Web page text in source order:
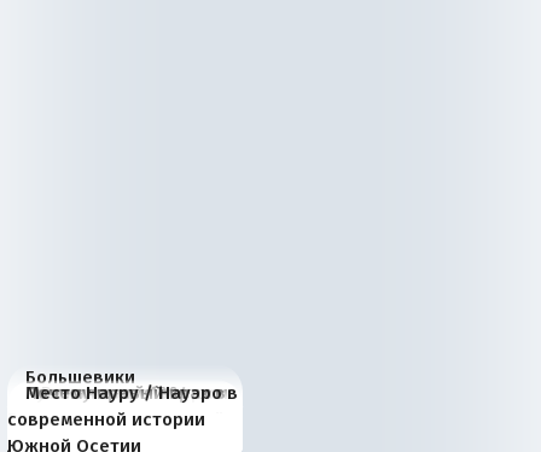
Большевики
отличаются от «Яблока»
тем, что они -
Киевская марионетка
Запада рассказала о
«переобувании» хозяев
В России назрели
перемены: 15 шагов к
суверенной экономике
Миграционный пожар
Европы
Россия начинает
сбрасывать балласт
Анкориджа
Россия зимой 1904
года: первые уступки во
внутренней политике
Русская нация вчера и
сегодня
Почему правый крах в
Варшаве не поможет её
отношениям с Россией?
Место Науру / Науэро в
современной истории
Южной Осетии